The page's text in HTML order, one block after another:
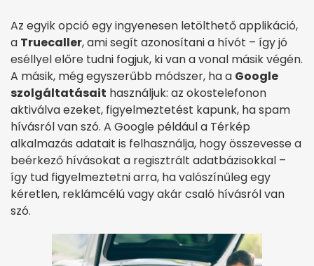
Az egyik opció egy ingyenesen letölthető applikáció,
a Truecaller, ami segít azonosítani a hívót – így jó
eséllyel előre tudni fogjuk, ki van a vonal másik végén.
A másik, még egyszerűbb módszer, ha a Google
szolgáltatásait használjuk: az okostelefonon
aktiválva ezeket, figyelmeztetést kapunk, ha spam
hívásról van szó. A Google például a Térkép
alkalmazás adatait is felhasználja, hogy összevesse a
beérkező hívásokat a regisztrált adatbázisokkal –
így tud figyelmeztetni arra, ha valószínűleg egy
kéretlen, reklámcélú vagy akár csaló hívásról van
szó.